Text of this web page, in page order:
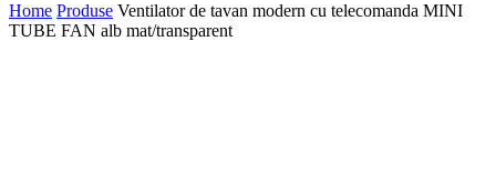
Home Produse Ventilator de tavan modern cu telecomanda MINI
TUBE FAN alb mat/transparent